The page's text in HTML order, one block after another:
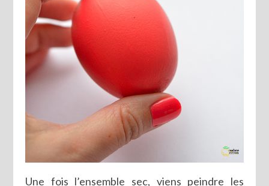
Une fois l’ensemble sec, viens peindre les